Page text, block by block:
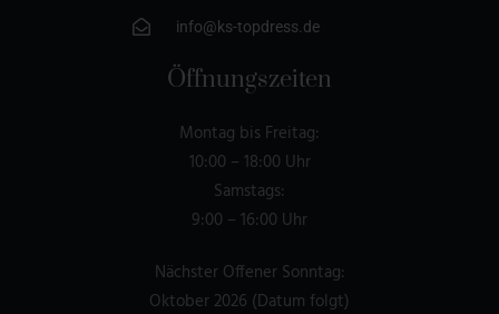
info@ks-topdress.de
Öffnungszeiten
Montag bis Freitag:
10:00 – 18:00 Uhr
Samstags:
9:00 – 16:00 Uhr
Nächster Offener Sonntag:
Oktober 2026 (Datum folgt)